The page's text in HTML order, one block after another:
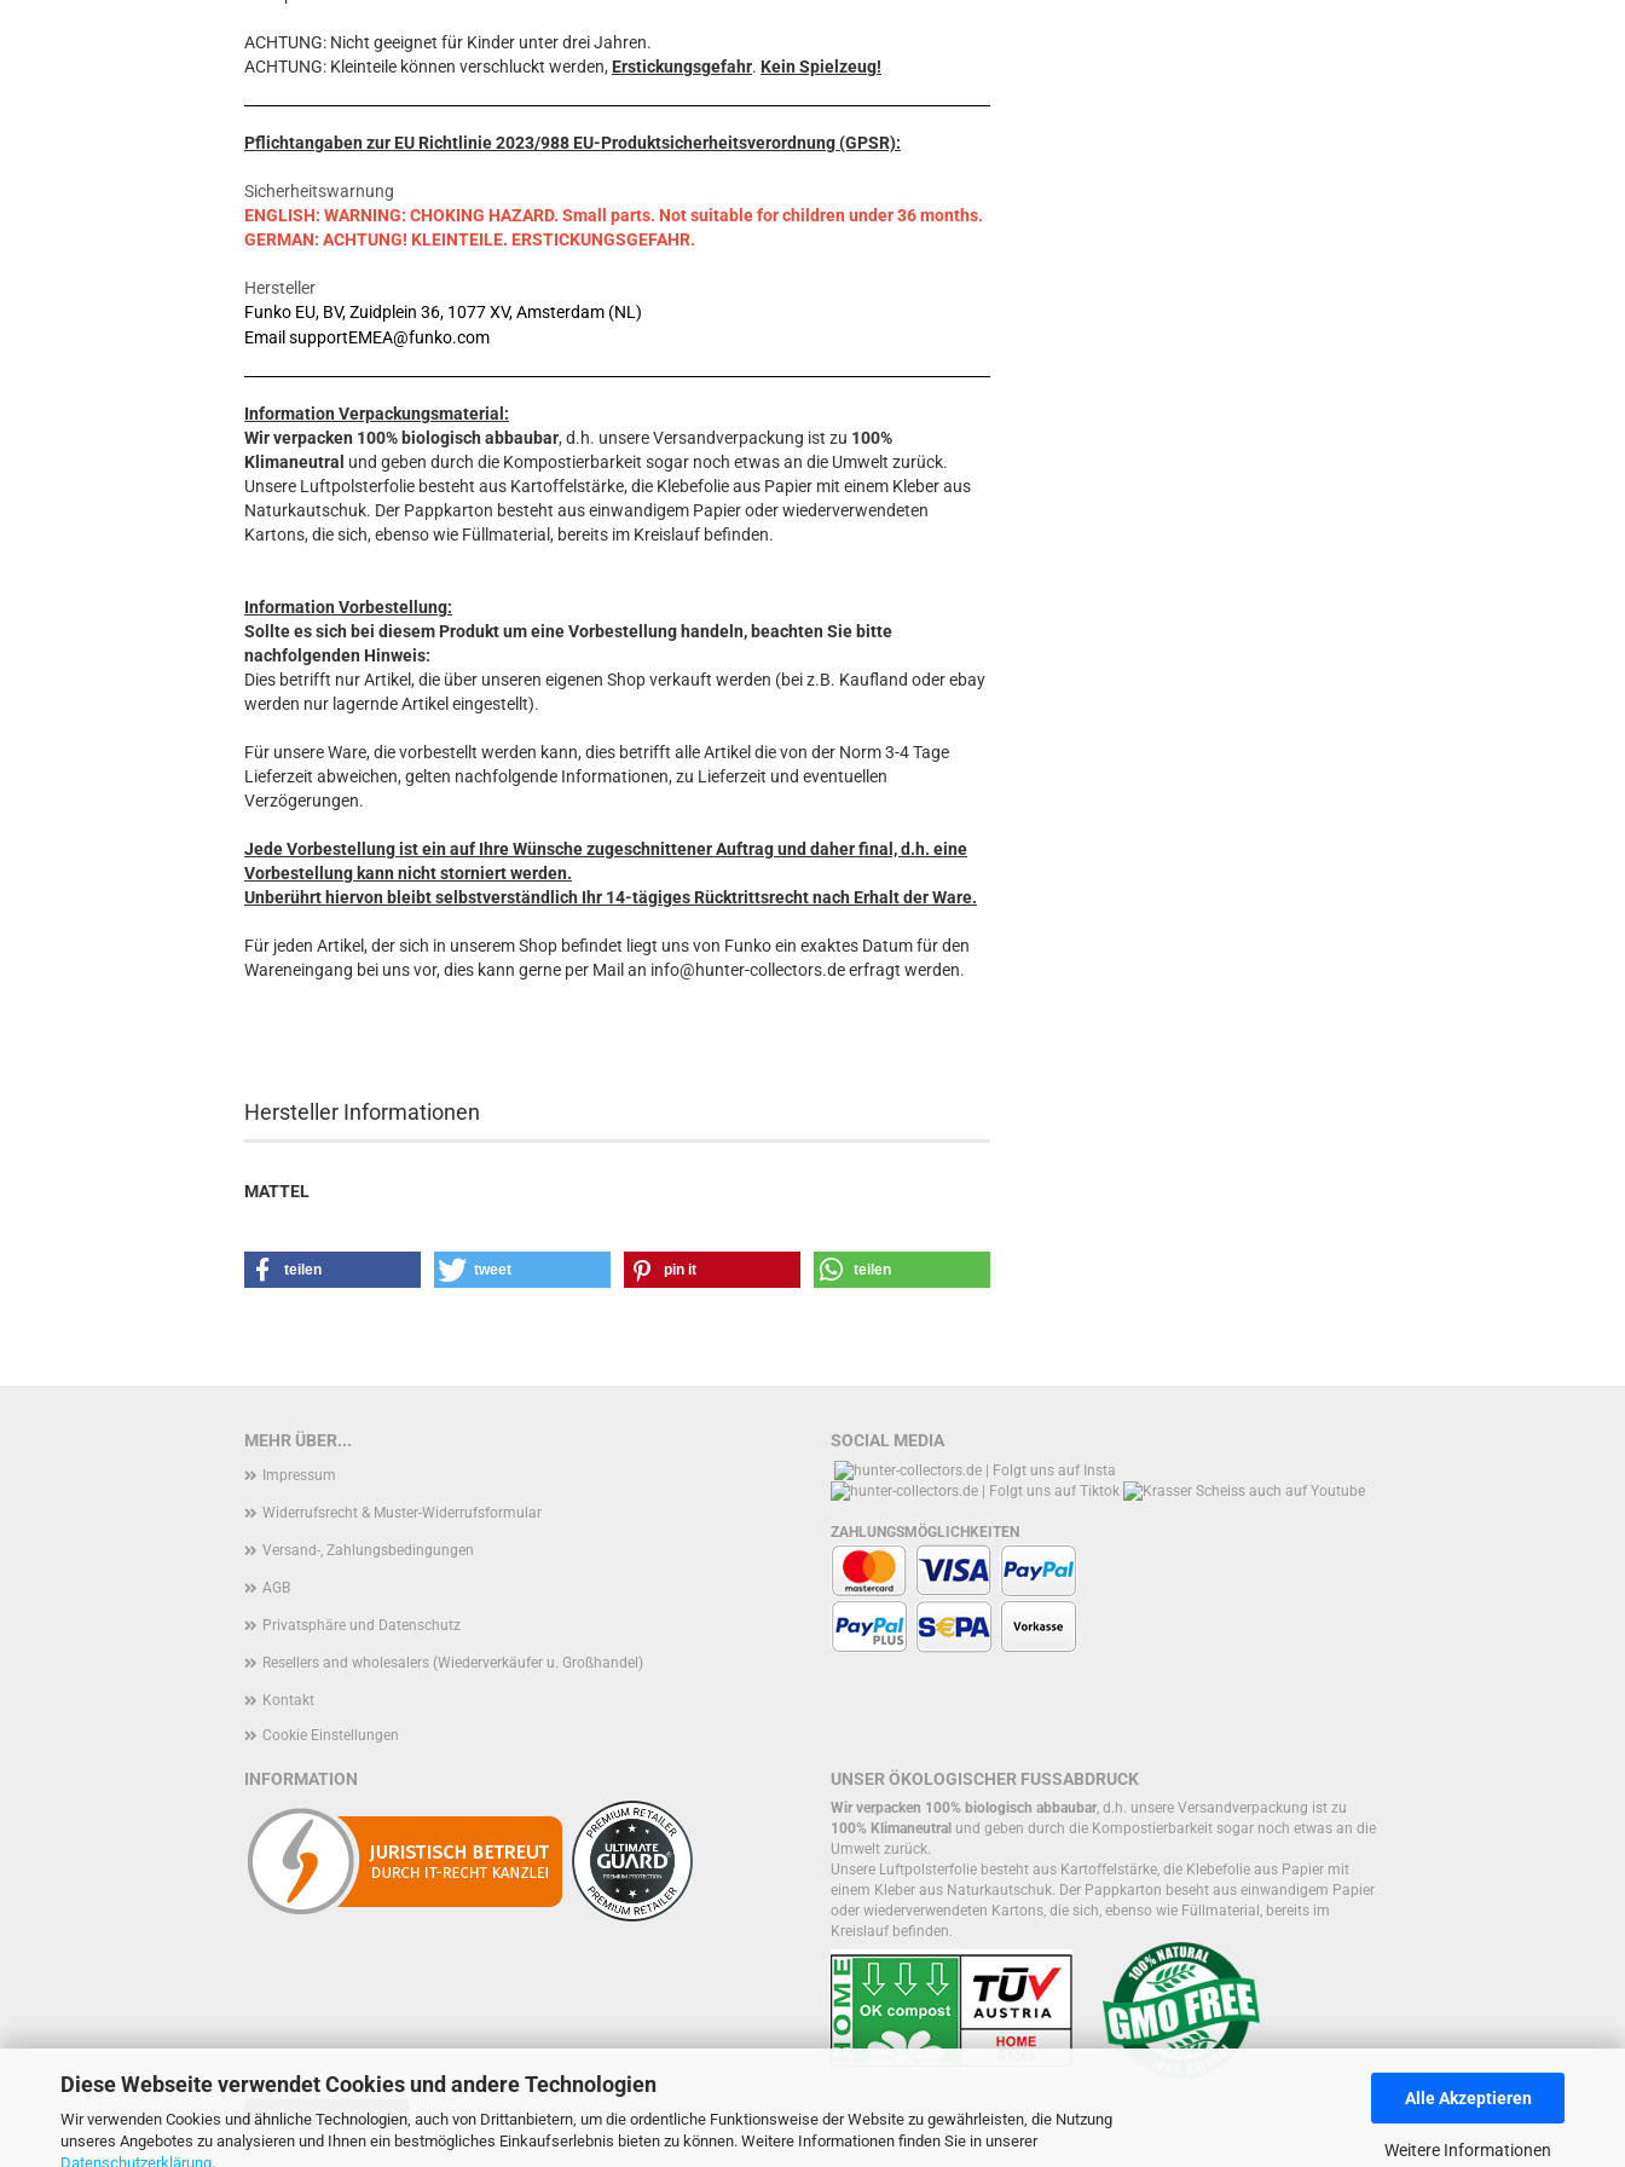
Diese Webseite verwendet Cookies und andere Technologien
Wir verwenden Cookies und ähnliche Technologien, auch von Drittanbietern, um die ordentliche Funktionsweise der Website zu gewährleisten, die Nutzung
unseres Angebotes zu analysieren und Ihnen ein bestmögliches Einkaufserlebnis bieten zu können. Weitere Informationen finden Sie in unserer
Datenschutzerklärung.
Alle Akzeptieren
Weitere Informationen
Icon
MARVEL
STAR WARS
Television
ACHTUNG: Nicht geeignet für Kinder unter drei Jahren.
ACHTUNG: Kleinteile können verschluckt werden, Erstickungsgefahr. Kein Spielzeug!
Pflichtangaben zur EU Richtlinie 2023/988 EU-Produktsicherheitsverordnung (GPSR):
Sicherheitswarnung
ENGLISH: WARNING: CHOKING HAZARD. Small parts. Not suitable for children under 36 months.
GERMAN: ACHTUNG! KLEINTEILE. ERSTICKUNGSGEFAHR.
Hersteller
Funko EU, BV, Zuidplein 36, 1077 XV, Amsterdam (NL)
Email supportEMEA@funko.com
Information Verpackungsmaterial:
Wir verpacken 100% biologisch abbaubar, d.h. unsere Versandverpackung ist zu 100%
Klimaneutral und geben durch die Kompostierbarkeit sogar noch etwas an die Umwelt zurück.
Unsere Luftpolsterfolie besteht aus Kartoffelstärke, die Klebefolie aus Papier mit einem Kleber aus
Naturkautschuk. Der Pappkarton besteht aus einwandigem Papier oder wiederverwendeten
Kartons, die sich, ebenso wie Füllmaterial, bereits im Kreislauf befinden.
Information Vorbestellung:
Sollte es sich bei diesem Produkt um eine Vorbestellung handeln, beachten Sie bitte
nachfolgenden Hinweis:
Dies betrifft nur Artikel, die über unseren eigenen Shop verkauft werden (bei z.B. Kaufland oder ebay
werden nur lagernde Artikel eingestellt).
Für unsere Ware, die vorbestellt werden kann, dies betrifft alle Artikel die von der Norm 3-4 Tage
Lieferzeit abweichen, gelten nachfolgende Informationen, zu Lieferzeit und eventuellen
Verzögerungen.
Jede Vorbestellung ist ein auf Ihre Wünsche zugeschnittener Auftrag und daher final, d.h. eine
Vorbestellung kann nicht storniert werden.
Unberührt hiervon bleibt selbstverständlich Ihr 14-tägiges Rücktrittsrecht nach Erhalt der Ware.
Für jeden Artikel, der sich in unserem Shop befindet liegt uns von Funko ein exaktes Datum für den
Wareneingang bei uns vor, dies kann gerne per Mail an info@hunter-collectors.de erfragt werden.
Hersteller Informationen
MATTEL
teilen tweet pin it teilen
MEHR ÜBER...
Impressum
Widerrufsrecht & Muster-Widerrufsformular
Versand-, Zahlungsbedingungen
AGB
Privatsphäre und Datenschutz
Resellers and wholesalers (Wiederverkäufer u. Großhandel)
Kontakt
Cookie Einstellungen
SOCIAL MEDIA
ZAHLUNGSMÖGLICHKEITEN
INFORMATION UNSER ÖKOLOGISCHER FUSSABDRUCK
Wir verpacken 100% biologisch abbaubar, d.h. unsere Versandverpackung ist zu
100% Klimaneutral und geben durch die Kompostierbarkeit sogar noch etwas an die
Umwelt zurück.
Unsere Luftpolsterfolie besteht aus Kartoffelstärke, die Klebefolie aus Papier mit
einem Kleber aus Naturkautschuk. Der Pappkarton beseht aus einwandigem Papier
oder wiederverwendeten Kartons, die sich, ebenso wie Füllmaterial, bereits im
Kreislauf befinden.
Vertrag widerrufen